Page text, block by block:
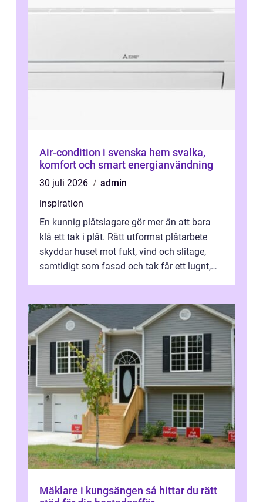
Air-condition i svenska hem svalka,
komfort och smart energianvändning
30 juli 2026
admin
inspiration
En kunnig plåtslagare gör mer än att bara
klä ett tak i plåt. Rätt utformat plåtarbete
skyddar huset mot fukt, vind och slitage,
samtidigt som fasad och tak får ett lugnt,
Mäklare i kungsängen så hittar du rätt